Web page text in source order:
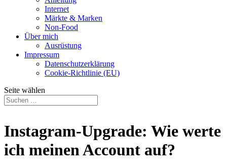
Internet
Märkte & Marken
Non-Food
Über mich
Ausrüstung
Impressum
Datenschutzerklärung
Cookie-Richtlinie (EU)
Seite wählen
Instagram-Upgrade: Wie werte
ich meinen Account auf?